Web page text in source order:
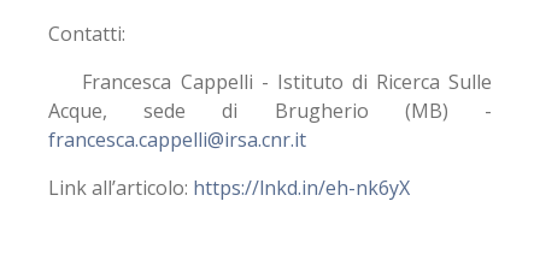
Contatti:
Francesca Cappelli - Istituto di Ricerca Sulle
Acque, sede di Brugherio (MB) -
francesca.cappelli@irsa.cnr.it
Link all’articolo: https://lnkd.in/eh-nk6yX